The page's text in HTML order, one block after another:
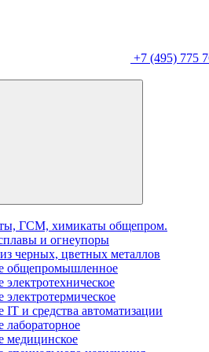
+7 (495) 775
ГСМ, химикаты общепром.
и огнеупоры
черных, цветных металлов
общепромышленное
IT и средства автоматизации
лабораторное
медицинское